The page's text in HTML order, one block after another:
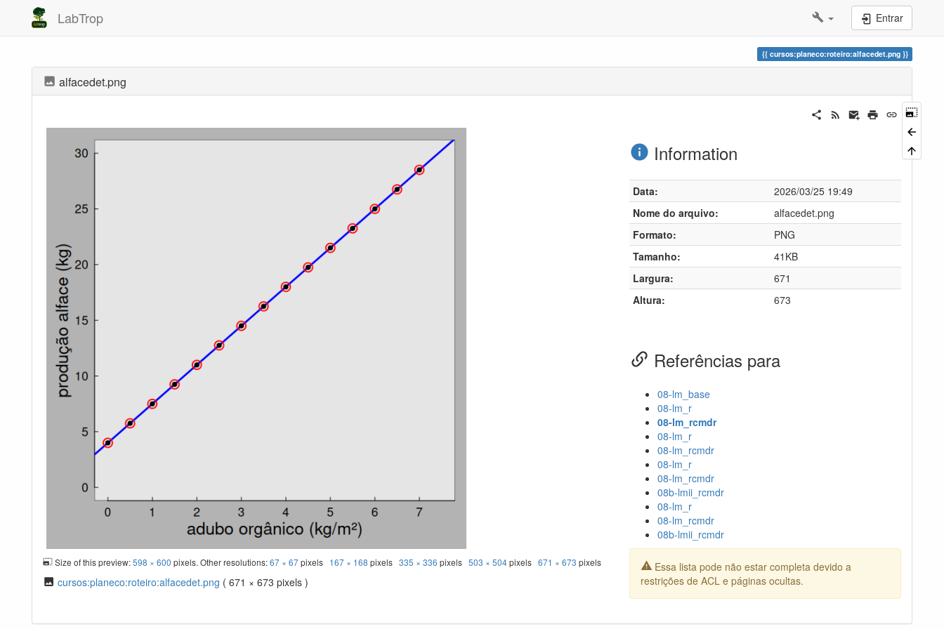
LabTrop Entrar
cursos:planeco:roteiro:alfacedet.png
alfacedet.png
Size of this preview:598 × 600 pixels. Other resolutions:67 × 67pixels 167 × 168 pixels335 × 336 pixels503 × 504pixels671 × 673 pixels
cursos:planeco:roteiro:alfacedet.png ( 671 × 673 pixels )
Information
Data:
2026/03/25 19:49
Nome do arquivo:
alfacedet.png
Formato:
PNG
Tamanho:
41KB
Largura:
671
Altura:
673
Referências para
08-lm_base
08-lm_r
08-lm_rcmdr
08-lm_r
08-lm_rcmdr
08-lm_r
08-lm_rcmdr
08b-lmii_rcmdr
08-lm_r
08-lm_rcmdr
08b-lmii_rcmdr
Essa lista pode não estar completa devido a
restrições de ACL e páginas ocultas.